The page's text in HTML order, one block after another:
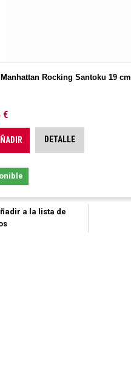
Rocking Santoku 19 cm
€
DETALLE
a la lista de